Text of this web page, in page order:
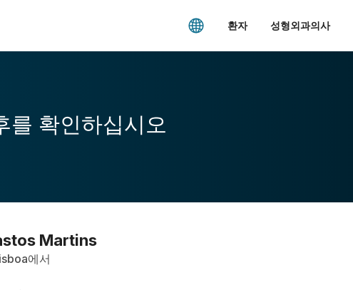
환자 성형외과의사
를 확인하십시오
Martins
에서